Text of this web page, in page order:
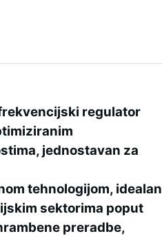
regulator
jednostavan za
tehnologijom, idealan
sektorima poput
preradbe,